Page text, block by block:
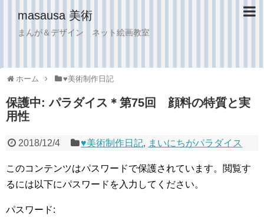
masausa 美術
まんが＆デザイン ネット絵画教室
ホーム ♥︎美術制作日記
保護中: パラダイス＊第75回 顔料の特質と実
用性
2018/12/4 ♥︎美術制作日記, まいにちがパラダイス
このコンテンツはパスワードで保護されています。閲覧す
るには以下にパスワードを入力してください。
パスワード: